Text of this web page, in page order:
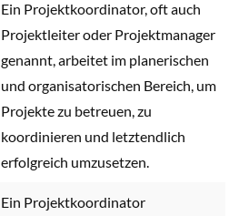
Ein Projektkoordinator, oft auch
Projektleiter oder Projektmanager
genannt, arbeitet im planerischen
und organisatorischen Bereich, um
Projekte zu betreuen, zu
koordinieren und letztendlich
erfolgreich umzusetzen.
Ein Projektkoordinator